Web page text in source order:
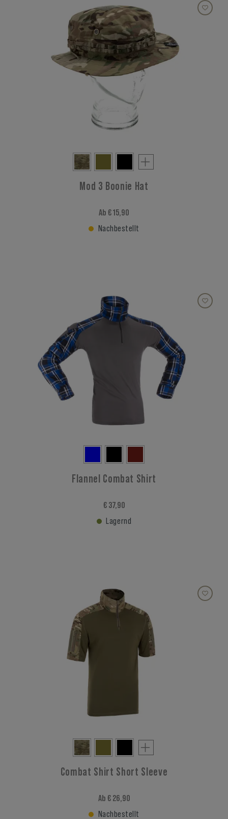
Mod 3 Boonie Hat
Ab € 15,90
Nachbestellt
Flannel Combat Shirt
€ 37,90
Lagernd
Combat Shirt Short Sleeve
Ab € 26,90
Nachbestellt